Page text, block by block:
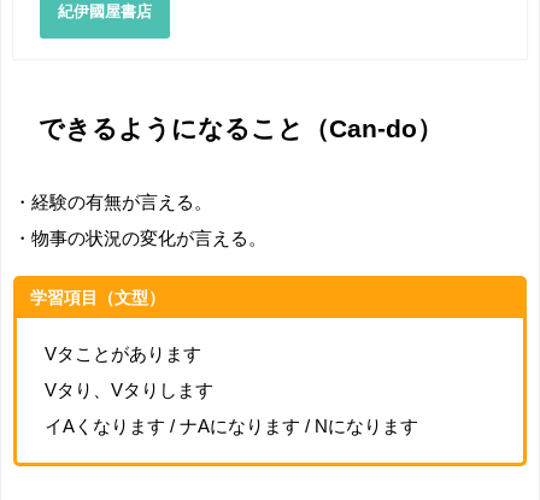
紀伊國屋書店
できるようになること（Can-do）
・経験の有無が言える。
・物事の状況の変化が言える。
学習項目（文型）
Vタことがあります
Vタり、Vタりします
イAくなります / ナAになります / Nになります